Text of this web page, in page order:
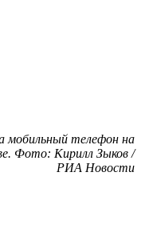
телефон на
Фото: Кирилл Зыков /
РИА Новости